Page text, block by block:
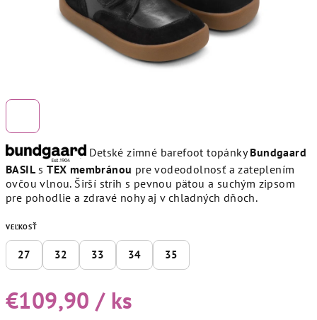
Detské zimné barefoot topánkyBundgaard
BASIL sTEX membránou pre vodeodolnosť a zateplením
ovčou vlnou. Širší strih s pevnou pätou a suchým zipsom
pre pohodlie a zdravé nohy aj v chladných dňoch.
VEĽKOSŤ
27 32 33 34 35
€109,90/ ks